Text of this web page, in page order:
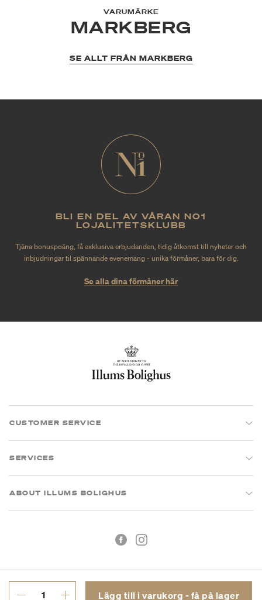
Lägg till i varukorg - få på lager
VARUMÄRKE
MARKBERG
SE ALLT FRÅN MARKBERG
BLI EN DEL AV VÅRAN NO1
LOJALITETSKLUBB
Tjäna bonuspoäng, få exklusiva erbjudanden, tidig åtkomst till nyheter och
inbjudningar til spännande evenemang - unika förmåner, bara för dig.
Se alla dina förmåner här
CUSTOMER SERVICE
SERVICES
ABOUT ILLUMS BOLIGHUS